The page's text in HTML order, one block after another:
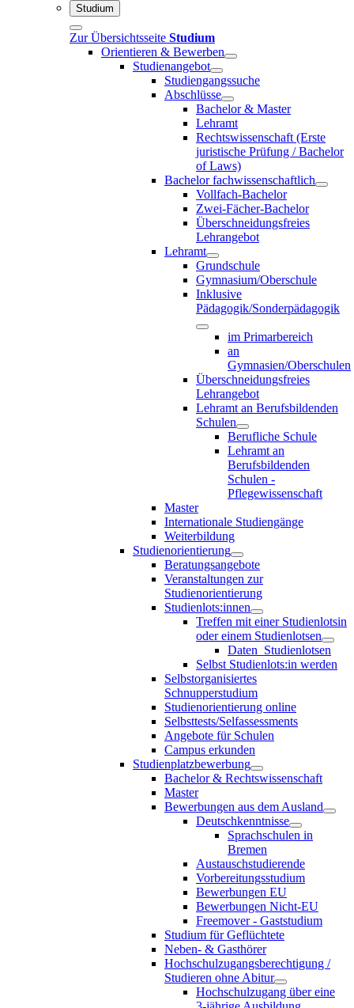
Studium
Zur Übersichtsseite Studium
Orientieren & Bewerben
Studienangebot
Studiengangssuche
Abschlüsse
Bachelor & Master
Lehramt
Rechtswissenschaft (Erste
juristische Prüfung / Bachelor
of Laws)
Bachelor fachwissenschaftlich
Vollfach-Bachelor
Zwei-Fächer-Bachelor
Überschneidungsfreies
Lehrangebot
Lehramt
Grundschule
Gymnasium/Oberschule
Inklusive
Pädagogik/Sonderpädagogik
im Primarbereich
an
Gymnasien/Oberschulen
Überschneidungsfreies
Lehrangebot
Lehramt an Berufsbildenden
Schulen
Berufliche Schule
Lehramt an
Berufsbildenden
Schulen -
Pflegewissenschaft
Master
Internationale Studiengänge
Weiterbildung
Studienorientierung
Beratungsangebote
Veranstaltungen zur
Studienorientierung
Studienlots:innen
Treffen mit einer Studienlotsin
oder einem Studienlotsen
Daten_Studienlotsen
Selbst Studienlots:in werden
Selbstorganisiertes
Schnupperstudium
Studienorientierung online
Selbsttests/Selfassessments
Angebote für Schulen
Campus erkunden
Studienplatzbewerbung
Bachelor & Rechtswissenschaft
Master
Bewerbungen aus dem Ausland
Deutschkenntnisse
Sprachschulen in
Bremen
Austauschstudierende
Vorbereitungsstudium
Bewerbungen EU
Bewerbungen Nicht-EU
Freemover - Gaststudium
Studium für Geflüchtete
Neben- & Gasthörer
Hochschulzugangsberechtigung /
Studieren ohne Abitur
Hochschulzugang über eine